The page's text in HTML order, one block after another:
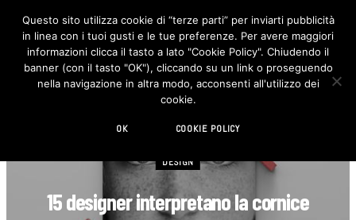
F
c
e
b
o
I
n
s
t
DESIGN
15 designer interpretano la cornice
Questo sito utilizza cookie di “terze parti” per inviarti pubblicità
in linea con i tuoi gusti e le tue preferenze. Per avere maggiori
informazioni clicca il tasto a lato "Cookie Policy". Chiudendo il
banner (con il tasto "OK"), cliccando su un link o proseguendo
nella navigazione in altra modo, acconsenti all'utilizzo dei
cookie.
OK COOKIE POLICY